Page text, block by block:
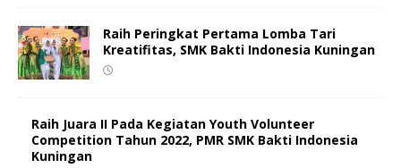
Raih Peringkat Pertama Lomba Tari
Kreatifitas, SMK Bakti Indonesia Kuningan
Raih Juara II Pada Kegiatan Youth Volunteer
Competition Tahun 2022, PMR SMK Bakti Indonesia
Kuningan